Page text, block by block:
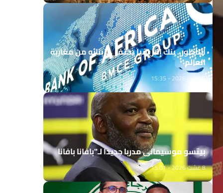
الناظور.. بنك إفريقيا يحتفي بزبنائه من مغاربة
العالم
8 غشت 2026 - 15:35
بيتسو موسيماني مدربا جديدا لـ"بافانا بافانا
8 غشت 2026 - 15:01